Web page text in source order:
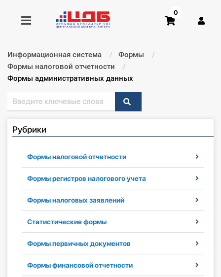
Получить консультацию
Главная ИС
Консультации
Правовая база
Библиотека бухгалтера
Инструменты
0
Информационная система
Формы
Формы налоговой отчетности
Текущий:
Формы административных данных
Рубрики
Формы налоговой отчетности
Формы регистров налогового учета
Формы налоговых заявлений
Статистические формы
Формы первичных документов
Формы финансовой отчетности